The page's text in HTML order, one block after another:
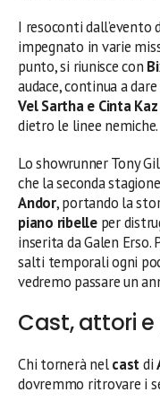
I resoconti dall’evento
impegnato in varie
punto, si riunisce con
audace, continua a
Vel Sartha e Cinta Kaz
dietro le linee nemiche.
Lo showrunner Tony
che la seconda
Andor, portando la
piano ribelleper
inserita da Galen
salti temporali ogni
vedremo passare un
Cast, attori
Chi tornerà nelcastdi
dovremmo ritrovare i